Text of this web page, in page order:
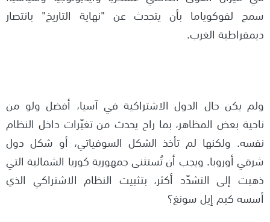
سمح لفوكوياما بأن يتحدث عن "نهاية التاريخ" بانتصار
ديمقراطية الغرب.
ولم يكن حال الدول الاشتراكية في آسيا، أفضل ولو من
ناحية بعض المظاهر، بما راح يحدث من تغيّرات داخل النظام
نفسه. ولكنها لم تأخذ الشكل السوفياتي، أو شكل دول
شرقي أوروبا. ويجب أن تُستثنى جمهورية كوريا الشمالية التي
ذهبت إلى التشدّد أكثر، بتثبيت النظام الاشتراكي الذي
أسسه كيم إيل سونغ؟